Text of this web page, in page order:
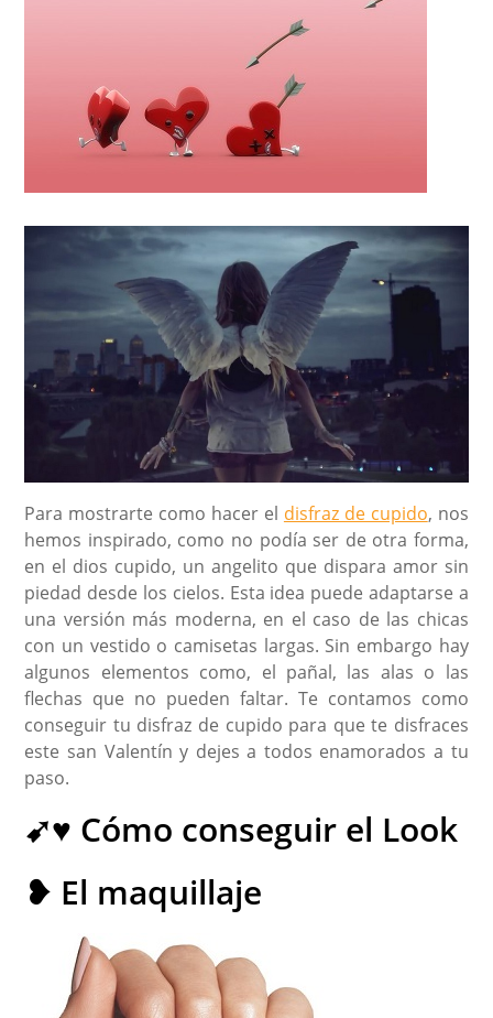
Para mostrarte como hacer el disfraz de cupido, nos
hemos inspirado, como no podía ser de otra forma,
en el dios cupido, un angelito que dispara amor sin
piedad desde los cielos. Esta idea puede adaptarse a
una versión más moderna, en el caso de las chicas
con un vestido o camisetas largas. Sin embargo hay
algunos elementos como, el pañal, las alas o las
flechas que no pueden faltar. Te contamos como
conseguir tu disfraz de cupido para que te disfraces
este san Valentín y dejes a todos enamorados a tu
paso.
➹♥ Cómo conseguir el Look
❥ El maquillaje